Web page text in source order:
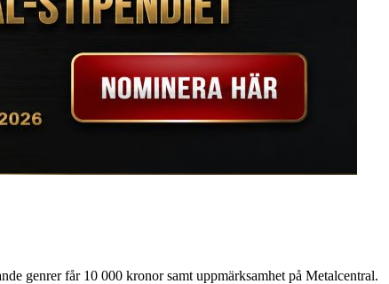
genrer får 10 000 kronor samt uppmärksamhet på Metalcentral.